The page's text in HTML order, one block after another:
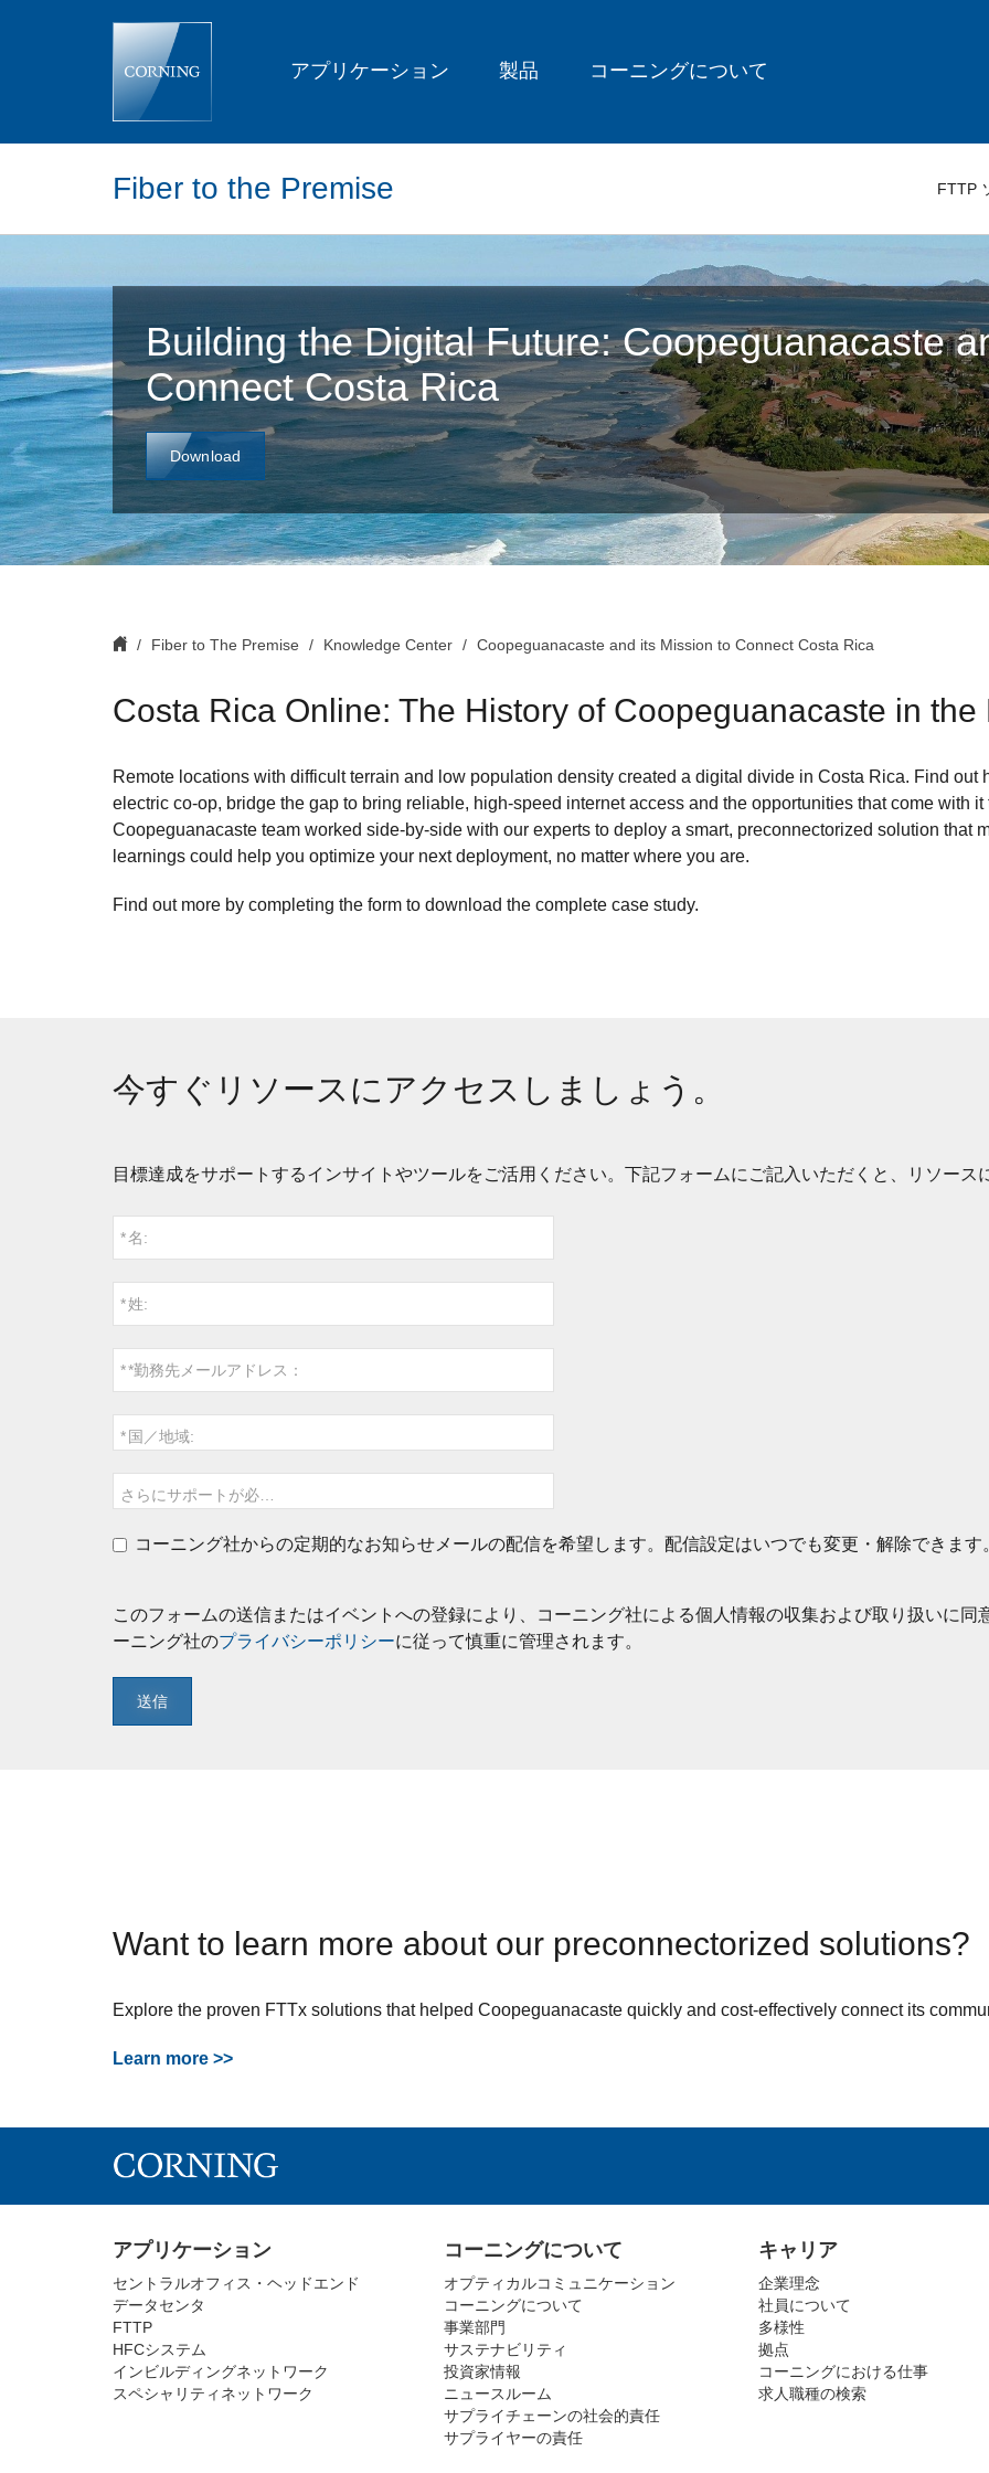
with
Corning
アプリケーション 製品 コーニングについて
Fiber to the Premise FTTP
Building the Digital Future: Coopeguanacaste
Connect Costa Rica
Download
Fiber to The Premise Knowledge Center Coopeguanacaste and its Mission to Connect Costa Rica
Costa Rica Online: The History of Coopeguanacaste in the
Remote locations with difficult terrain and low population density created a digital divide in Costa Rica. Find out
electric co-op, bridge the gap to bring reliable, high-speed internet access and the opportunities that come with
Coopeguanacaste team worked side-by-side with our experts to deploy a smart, preconnectorized solution that
learnings could help you optimize your next deployment, no matter where you are.
Find out more by completing the form to download the complete case study.
今すぐリソースにアクセスしましょう。
目標達成をサポートするインサイトやツールをご活用ください。下記フォームにご記入いただくと、リソース
*名:
*姓:
**勤務先メールアドレス：
* 国／地域:
コーニング社からの定期的なお知らせメールの配信を希望します。配信設定はいつでも変更・解除できます
このフォームの送信またはイベントへの登録により、コーニング社による個人情報の収集および取り扱いに同
ーニング社のプライバシーポリシーに従って慎重に管理されます。
送信
Want to learn more about our preconnectorized solutions?
Explore the proven FTTx solutions that helped Coopeguanacaste quickly and cost-effectively connect its
Learn more >>
アプリケーション
セントラルオフィス・ヘッドエンド
データセンタ
FTTP
HFCシステム
インビルディングネットワーク
スペシャリティネットワーク
コーニングについて
オプティカルコミュニケーション
コーニングについて
事業部門
サステナビリティ
投資家情報
ニュースルーム
サプライチェーンの社会的責任
サプライヤーの責任
キャリア
企業理念
社員について
多様性
拠点
コーニングにおける仕事
求人職種の検索